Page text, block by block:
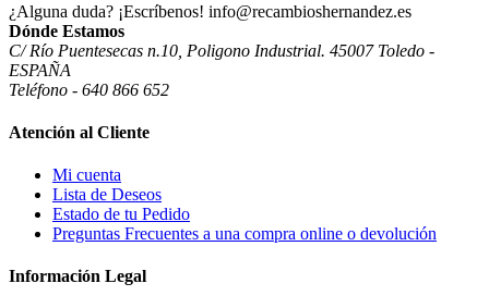
¿Alguna duda? ¡Escríbenos! info@recambioshernandez.es
Dónde Estamos
C/ Río Puentesecas n.10, Poligono Industrial. 45007 Toledo -
ESPAÑA
Teléfono - 640 866 652
Atención al Cliente
Mi cuenta
Lista de Deseos
Estado de tu Pedido
Preguntas Frecuentes a una compra online o devolución
Información Legal